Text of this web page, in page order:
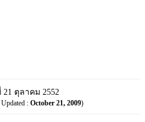
21 ตุลาคม 2552
: October 21, 2009)